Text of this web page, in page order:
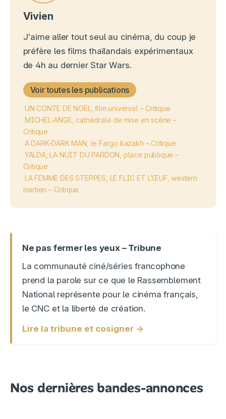
Vivien
J'aime aller tout seul au cinéma, du coup je
préfère les films thaïlandais expérimentaux
de 4h au dernier Star Wars.
Voir toutes les publications
UN CONTE DE NOËL, film universel – Critique
MICHEL-ANGE, cathédrale de mise en scène –
Critique
A DARK-DARK MAN, le Fargo kazakh – Critique
YALDA, LA NUIT DU PARDON, place publique –
Critique
LA FEMME DES STEPPES, LE FLIC ET L’ŒUF, western
martien – Critique
Ne pas fermer les yeux – Tribune
La communauté ciné/séries francophone
prend la parole sur ce que le Rassemblement
National représente pour le cinéma français,
le CNC et la liberté de création.
Lire la tribune et cosigner →
Nos dernières bandes-annonces